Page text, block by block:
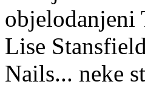
objelodanjeni
Lise
Nails... neke